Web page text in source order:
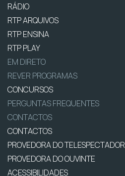
RÁDIO
RTP ARQUIVOS
RTP ENSINA
RTP PLAY
EM DIRETO
REVER PROGRAMAS
CONCURSOS
PERGUNTAS FREQUENTES
CONTACTOS
CONTACTOS
PROVEDORA DO TELESPECTADOR
PROVEDORA DO OUVINTE
ACESSIBILIDADES